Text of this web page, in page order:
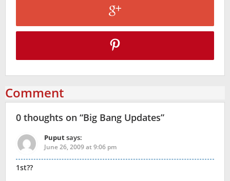
Comment
0 thoughts on “Big Bang Updates”
Puputsays:
June 26, 2009 at 9:06 pm
1st??